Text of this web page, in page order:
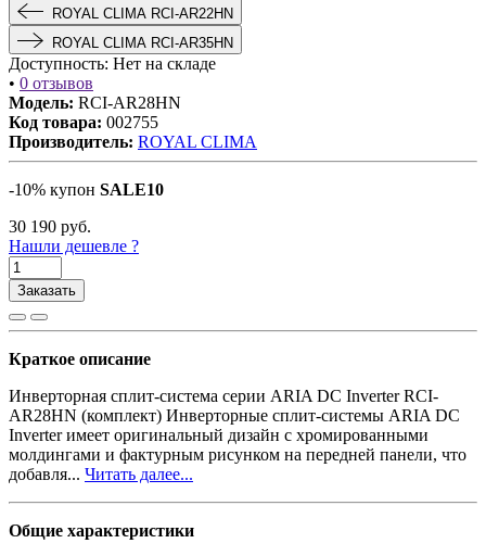
ROYAL CLIMA RCI-AR22HN
ROYAL CLIMA RCI-AR35HN
Доступность: Нет на складе
• 0 отзывов
Модель: RCI-AR28HN
Код товара: 002755
Производитель: ROYAL CLIMA
-10% купон SALE10
30 190 руб.
Нашли дешевле ?
Заказать
Краткое описание
Инверторная сплит-система серии ARIA DC Inverter RCI-
AR28HN (комплект) Инверторные сплит-системы ARIA DC
Inverter имеет оригинальный дизайн с хромированными
молдингами и фактурным рисунком на передней панели, что
добавля... Читать далее...
Общие характеристики